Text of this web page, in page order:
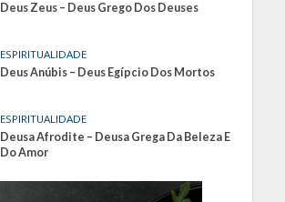
Deus Zeus – Deus Grego Dos Deuses
ESPIRITUALIDADE
Deus Anúbis – Deus Egípcio Dos Mortos
ESPIRITUALIDADE
Deusa Afrodite – Deusa Grega Da Beleza E
Do Amor